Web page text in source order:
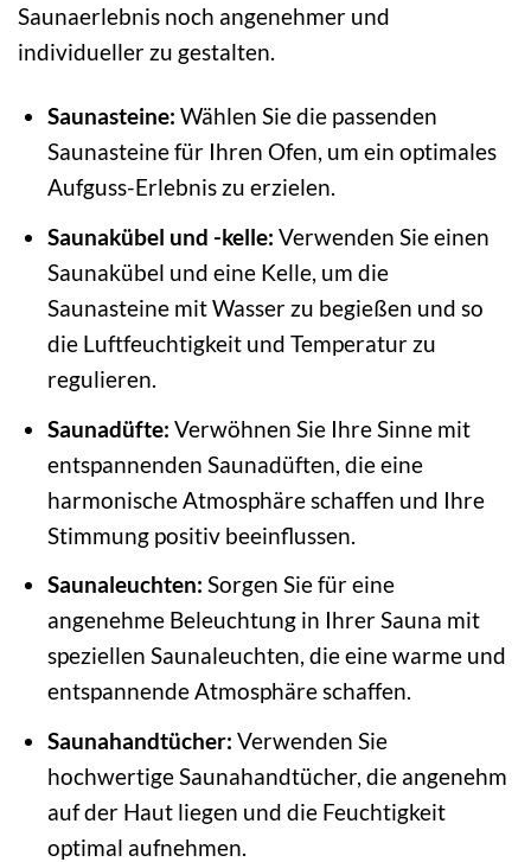
Saunaerlebnis noch angenehmer und
individueller zu gestalten.
Saunasteine: Wählen Sie die passenden
Saunasteine für Ihren Ofen, um ein optimales
Aufguss-Erlebnis zu erzielen.
Saunakübel und -kelle: Verwenden Sie einen
Saunakübel und eine Kelle, um die
Saunasteine mit Wasser zu begießen und so
die Luftfeuchtigkeit und Temperatur zu
regulieren.
Saunadüfte: Verwöhnen Sie Ihre Sinne mit
entspannenden Saunadüften, die eine
harmonische Atmosphäre schaffen und Ihre
Stimmung positiv beeinflussen.
Saunaleuchten: Sorgen Sie für eine
angenehme Beleuchtung in Ihrer Sauna mit
speziellen Saunaleuchten, die eine warme und
entspannende Atmosphäre schaffen.
Saunahandtücher: Verwenden Sie
hochwertige Saunahandtücher, die angenehm
auf der Haut liegen und die Feuchtigkeit
optimal aufnehmen.